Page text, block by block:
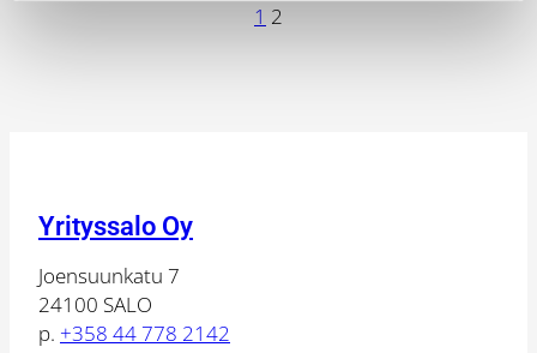
1 2
Yrityssalo Oy
Joensuunkatu 7
24100 SALO
p. +358 44 778 2142